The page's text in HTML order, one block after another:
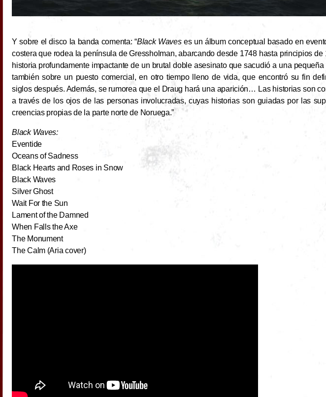
Y sobre el disco la banda comenta: “Black Waveses un álbum conceptual basado en
costera que rodea la península de Gressholman, abarcando desde 1748 hasta principios de
historia profundamente impactante de un brutal doble asesinato que sacudió a una
también sobre un puesto comercial, en otro tiempo lleno de vida, que encontró su fin
siglos después. Además, se rumorea que el Draug hará una aparición… Las historias son
a través de los ojos de las personas involucradas, cuyas historias son guiadas por las
creencias propias de la parte norte de Noruega.”
Black Waves:
Eventide
Oceans of Sadness
Black Hearts and Roses in Snow
Black Waves
Silver Ghost
Wait For the Sun
Lament of the Damned
When Falls the Axe
The Monument
The Calm (Aria cover)